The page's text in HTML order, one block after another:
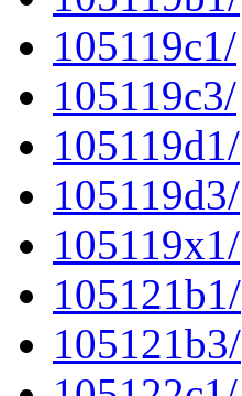
105119c1/
105119c3/
105119d1/
105119d3/
105119x1/
105121b1/
105121b3/